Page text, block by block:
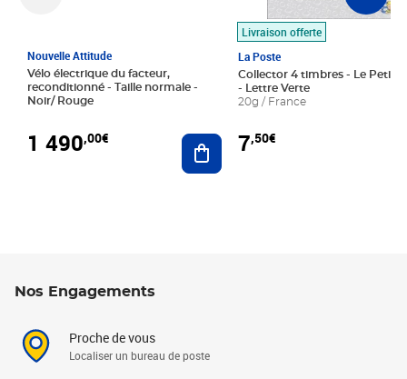
Nouvelle Attitude
Vélo électrique du facteur,
reconditionné - Taille normale -
Noir/ Rouge
1 490,00€ Ajouter au panier
Livraison offerte
La Poste
Collector 4 timbres - Le Petit
- Lettre Verte
20g / France
7,50€
Nos Engagements
Proche de vous
Localiser un bureau de poste